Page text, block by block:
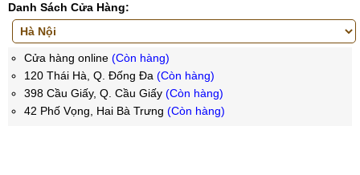
Danh Sách Cửa Hàng:
Cửa hàng online (Còn hàng)
120 Thái Hà, Q. Đống Đa (Còn hàng)
398 Cầu Giấy, Q. Cầu Giấy (Còn hàng)
42 Phố Vọng, Hai Bà Trưng (Còn hàng)